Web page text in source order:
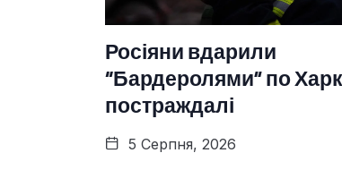
Росіяни вдарили
“Бардеролями” по
постраждалі
5 Серпня, 2026